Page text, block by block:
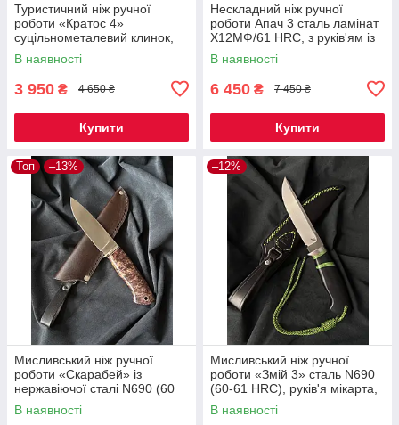
Туристичний ніж ручної
роботи «Кратос 4»
суцільнометалевий клинок,
сталь 50Х14МФ (57-58 HRC),
руків'я мікарта, чохол шкіра
В наявності
3 950 ₴ 4 650 ₴
Купити
Нескладний ніж ручної
роботи Апач 3 сталь ламінат
Х12МФ/61 HRC, з руків'ям із
мікарти плюс шкіряний чохол
в комплекті
В наявності
6 450 ₴ 7 450 ₴
Купити
Топ –13%
Мисливський ніж ручної
роботи «Скарабей» із
нержавіючої сталі N690 (60
HRC), руківʼя зі стабілізованої
деревини, шкіряний чохол
В наявності
–12%
Мисливський ніж ручної
роботи «Змій 3» сталь N690
(60-61 HRC), руків'я мікарта,
шкіряний чохол
В наявності